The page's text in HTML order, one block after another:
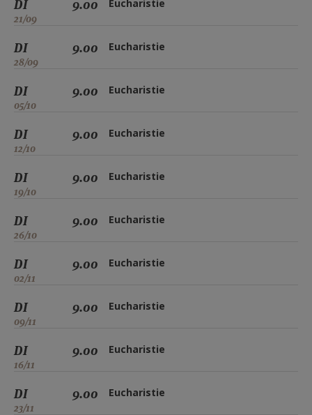
DI
21/09
9.00 Eucharistie
DI
28/09
9.00 Eucharistie
DI
05/10
9.00 Eucharistie
DI
12/10
9.00 Eucharistie
DI
19/10
9.00 Eucharistie
DI
26/10
9.00 Eucharistie
DI
02/11
9.00 Eucharistie
DI
09/11
9.00 Eucharistie
DI
16/11
9.00 Eucharistie
DI
23/11
9.00 Eucharistie